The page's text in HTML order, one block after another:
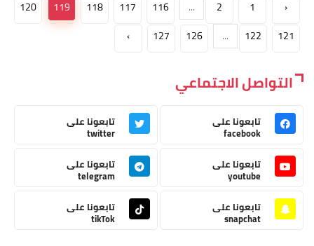
‹
1
2
...
116
117
118
119
120
121
122
...
126
127
›
التواصل الاجتماعي
تابعونا على
facebook
تابعونا على
twitter
تابعونا على
youtube
تابعونا على
telegram
تابعونا على
snapchat
تابعونا على
tikTok